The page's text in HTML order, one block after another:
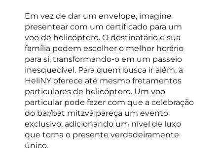
Em vez de dar um envelope, imagine
presentear com um certificado para um
voo de helicóptero. O destinatário e sua
família podem escolher o melhor horário
para si, transformando-o em um passeio
inesquecível. Para quem busca ir além, a
HeliNY oferece até mesmo fretamentos
particulares de helicóptero. Um voo
particular pode fazer com que a celebração
do bar/bat mitzvá pareça um evento
exclusivo, adicionando um nível de luxo
que torna o presente verdadeiramente
único.